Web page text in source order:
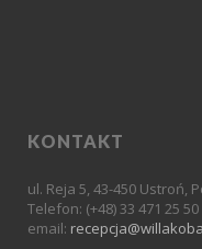
KONTAKT
ul. Reja 5, 43-450 Ustroń,
Telefon: (+48) 33 471 25 50
email: